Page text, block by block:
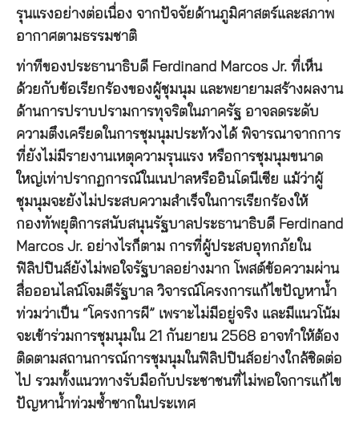
รุนแรงอย่างต่อเนื่อง จากปัจจัยด้านภูมิศาสตร์และสภาพ
อากาศตามธรรมชาติ
ท่าทีของประธานาธิบดี Ferdinand Marcos Jr. ที่เห็น
ด้วยกับข้อเรียกร้องของผู้ชุมนุม และพยายามสร้างผลงาน
ด้านการปราบปรามการทุจริตในภาครัฐ อาจลดระดับ
ความตึงเครียดในการชุมนุมประท้วงได้ พิจารณาจากการ
ที่ยังไม่มีรายงานเหตุความรุนแรง หรือการชุมนุมขนาด
ใหญ่เท่าปรากฏการณ์ในเนปาลหรืออินโดนีเซีย แม้ว่าผู้
ชุมนุมจะยังไม่ประสบความสำเร็จในการเรียกร้องให้
กองทัพยุติการสนับสนุนรัฐบาลประธานาธิบดี Ferdinand
Marcos Jr. อย่างไรก็ตาม การที่ผู้ประสบอุทกภัยใน
ฟิลิปปินส์ยังไม่พอใจรัฐบาลอย่างมาก โพสต์ข้อความผ่าน
สื่อออนไลน์โจมตีรัฐบาล วิจารณ์โครงการแก้ไขปัญหาน้ำ
ท่วมว่าเป็น “โครงการผี” เพราะไม่มีอยู่จริง และมีแนวโน้ม
จะเข้าร่วมการชุมนุมใน 21 กันยายน 2568 อาจทำให้ต้อง
ติดตามสถานการณ์การชุมนุมในฟิลิปปินส์อย่างใกล้ชิดต่อ
ไป รวมทั้งแนวทางรับมือกับประชาชนที่ไม่พอใจการแก้ไข
ปัญหาน้ำท่วมซ้ำซากในประเทศ